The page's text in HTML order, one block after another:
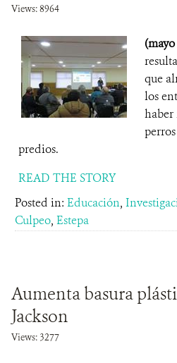
Views: 8964
que
los
haber
predios.
READ THE STORY
Posted in: Educación,
Culpeo, Estepa
Aumenta basura
Jackson
Views: 3277